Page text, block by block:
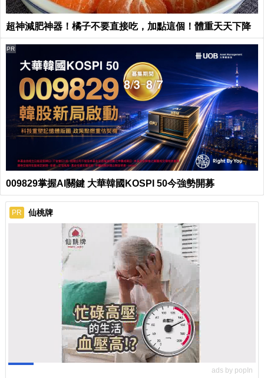
超神減肥神器！橘子不要直接吃，加點這個！體重天天下降
009829掌握AI關鍵 大華韓國KOSPI 50今強勢開募
PR
PR 仙桃牌
ads by popIn